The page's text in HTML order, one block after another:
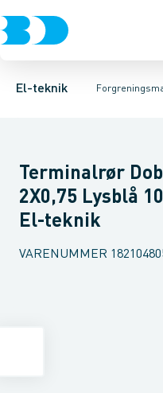
El-teknik
Afbrydere, stikkontakter
Krone- og samlemuffe
Terminalrør
2X0,75 Lysblå
El-teknik
VARENUMMER